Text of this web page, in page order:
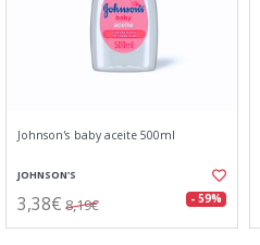
Johnson's baby aceite 500ml
JOHNSON'S
3,38€ 8,19€ - 59%